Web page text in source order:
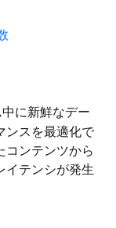
に新鮮なデー
ンスを最適化で
コンテンツから
イテンシが発生